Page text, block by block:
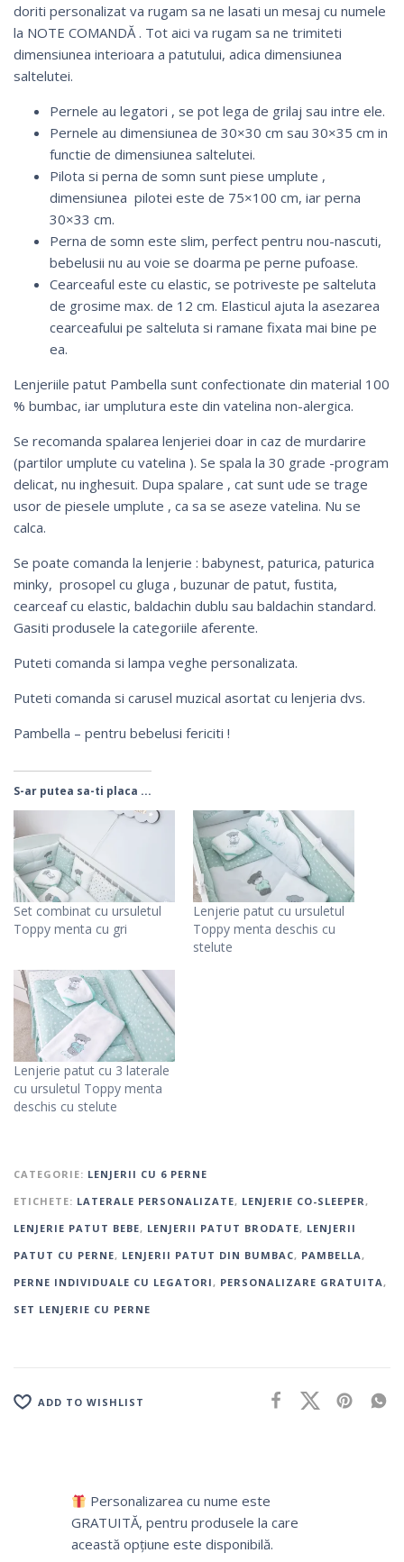
doriti personalizat va rugam sa ne lasati un mesaj cu numele
la NOTE COMANDĂ . Tot aici va rugam sa ne trimiteti
dimensiunea interioara a patutului, adica dimensiunea
saltelutei.
Pernele au legatori , se pot lega de grilaj sau intre ele.
Pernele au dimensiunea de 30×30 cm sau 30×35 cm in
functie de dimensiunea saltelutei.
Pilota si perna de somn sunt piese umplute ,
dimensiunea pilotei este de 75×100 cm, iar perna
30×33 cm.
Perna de somn este slim, perfect pentru nou-nascuti,
bebelusii nu au voie se doarma pe perne pufoase.
Cearceaful este cu elastic, se potriveste pe salteluta
de grosime max. de 12 cm. Elasticul ajuta la asezarea
cearceafului pe salteluta si ramane fixata mai bine pe
ea.
Lenjeriile patut Pambella sunt confectionate din material 100
% bumbac, iar umplutura este din vatelina non-alergica.
Se recomanda spalarea lenjeriei doar in caz de murdarire
(partilor umplute cu vatelina ). Se spala la 30 grade -program
delicat, nu inghesuit. Dupa spalare , cat sunt ude se trage
usor de piesele umplute , ca sa se aseze vatelina. Nu se
calca.
Se poate comanda la lenjerie : babynest, paturica, paturica
minky, prosopel cu gluga , buzunar de patut, fustita,
cearceaf cu elastic, baldachin dublu sau baldachin standard.
Gasiti produsele la categoriile aferente.
Puteti comanda si lampa veghe personalizata.
Puteti comanda si carusel muzical asortat cu lenjeria dvs.
Pambella – pentru bebelusi fericiti !
S-ar putea sa-ti placa ...
Set combinat cu ursuletul
Toppy menta cu gri
Lenjerie patut cu ursuletul
Toppy menta deschis cu
stelute
Lenjerie patut cu 3 laterale
cu ursuletul Toppy menta
deschis cu stelute
CATEGORIE: LENJERII CU 6 PERNE
ETICHETE: LATERALE PERSONALIZATE, LENJERIE CO-SLEEPER,
LENJERIE PATUT BEBE, LENJERII PATUT BRODATE, LENJERII
PATUT CU PERNE, LENJERII PATUT DIN BUMBAC, PAMBELLA,
PERNE INDIVIDUALE CU LEGATORI, PERSONALIZARE GRATUITA,
SET LENJERIE CU PERNE
ADD TO WISHLIST
Personalizarea cu nume este
GRATUITĂ, pentru produsele la care
această opțiune este disponibilă.